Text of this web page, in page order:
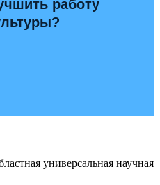
работу
универсальная научная